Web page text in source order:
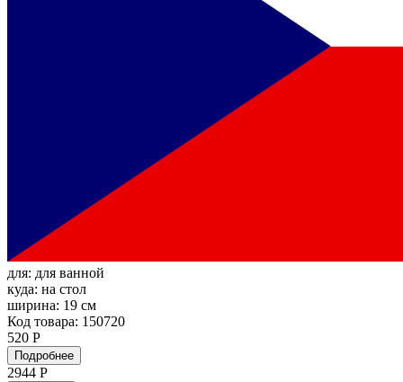
для: для ванной
куда: на стол
ширина: 19 см
Код товара: 150720
520 Р
Подробнее
2944 Р